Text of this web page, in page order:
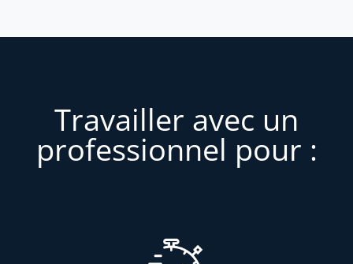
Travailler avec un
professionnel pour :